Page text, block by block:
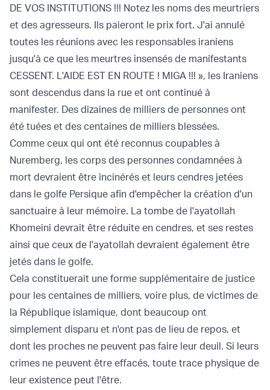
DE VOS INSTITUTIONS !!! Notez les noms des meurtriers
et des agresseurs. Ils paieront le prix fort. J'ai annulé
toutes les réunions avec les responsables iraniens
jusqu'à ce que les meurtres insensés de manifestants
CESSENT. L'AIDE EST EN ROUTE ! MIGA !!! », les Iraniens
sont descendus dans la rue et ont continué à
manifester. Des dizaines de milliers de personnes ont
été tuées et des centaines de milliers blessées.
Comme ceux qui ont été reconnus coupables à
Nuremberg, les corps des personnes condamnées à
mort devraient être incinérés et leurs cendres jetées
dans le golfe Persique afin d'empêcher la création d'un
sanctuaire à leur mémoire. La tombe de l'ayatollah
Khomeini devrait être réduite en cendres, et ses restes
ainsi que ceux de l'ayatollah devraient également être
jetés dans le golfe.
Cela constituerait une forme supplémentaire de justice
pour les centaines de milliers, voire plus, de victimes de
la République islamique, dont beaucoup ont
simplement disparu et n'ont pas de lieu de repos, et
dont les proches ne peuvent pas faire leur deuil. Si leurs
crimes ne peuvent être effacés, toute trace physique de
leur existence peut l'être.